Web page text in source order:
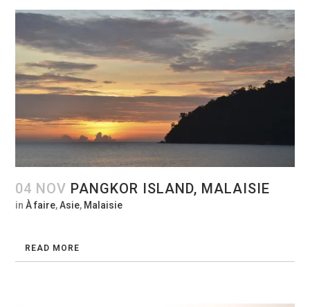
04 NOV PANGKOR ISLAND, MALAISIE
inÀ faire,Asie, Malaisie
READ MORE